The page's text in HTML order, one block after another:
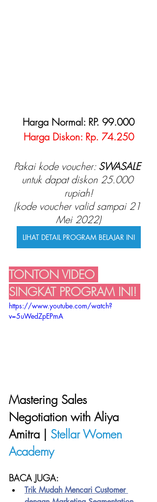
Harga Normal: RP. 99.000
Harga Diskon: Rp. 74.250
Pakai kode voucher: SWASALE
untuk dapat diskon 25.000
rupiah!
(kode voucher valid sampai 21
Mei 2022)
LIHAT DETAIL PROGRAM BELAJAR INI
TONTON VIDEO
SINGKAT PROGRAM INI!
https://www.youtube.com/watch?
v=5uWedZpEPmA
Mastering Sales
Negotiation with Aliya
Amitra | Stellar Women
Academy
BACA JUGA:
Trik Mudah Mencari Customer